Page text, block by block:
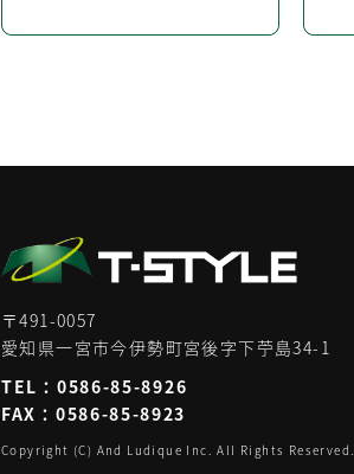
〒491-0057
愛知県一宮市今伊勢町宮後字下苧島34-1
TEL： 0586-85-8926
FAX：0586-85-8923
Copyright (C) And Ludique Inc. All Rights Reserved.